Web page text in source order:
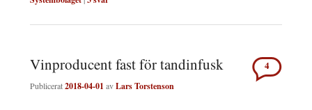
Vinproducent fast för tandinfusk
Publicerat2018-04-01 avLars Torstenson
4